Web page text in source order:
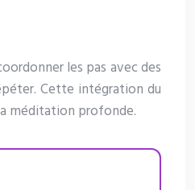
les pas avec des
Cette intégration du
méditation profonde.